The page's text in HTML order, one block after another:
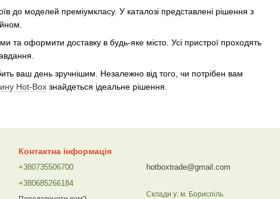
до моделей преміумкласу. У каталозі представлені рішення з
та оформити доставку в будь-яке місто. Усі пристрої проходять
ваш день зручнішим. Незалежно від того, чи потрібен вам
Hot-Box знайдеться ідеальне рішення.
Контактна інформація
+380735506700
+380685266184
hotboxtrade@gmail.com
Склади у: м. Бориспіль